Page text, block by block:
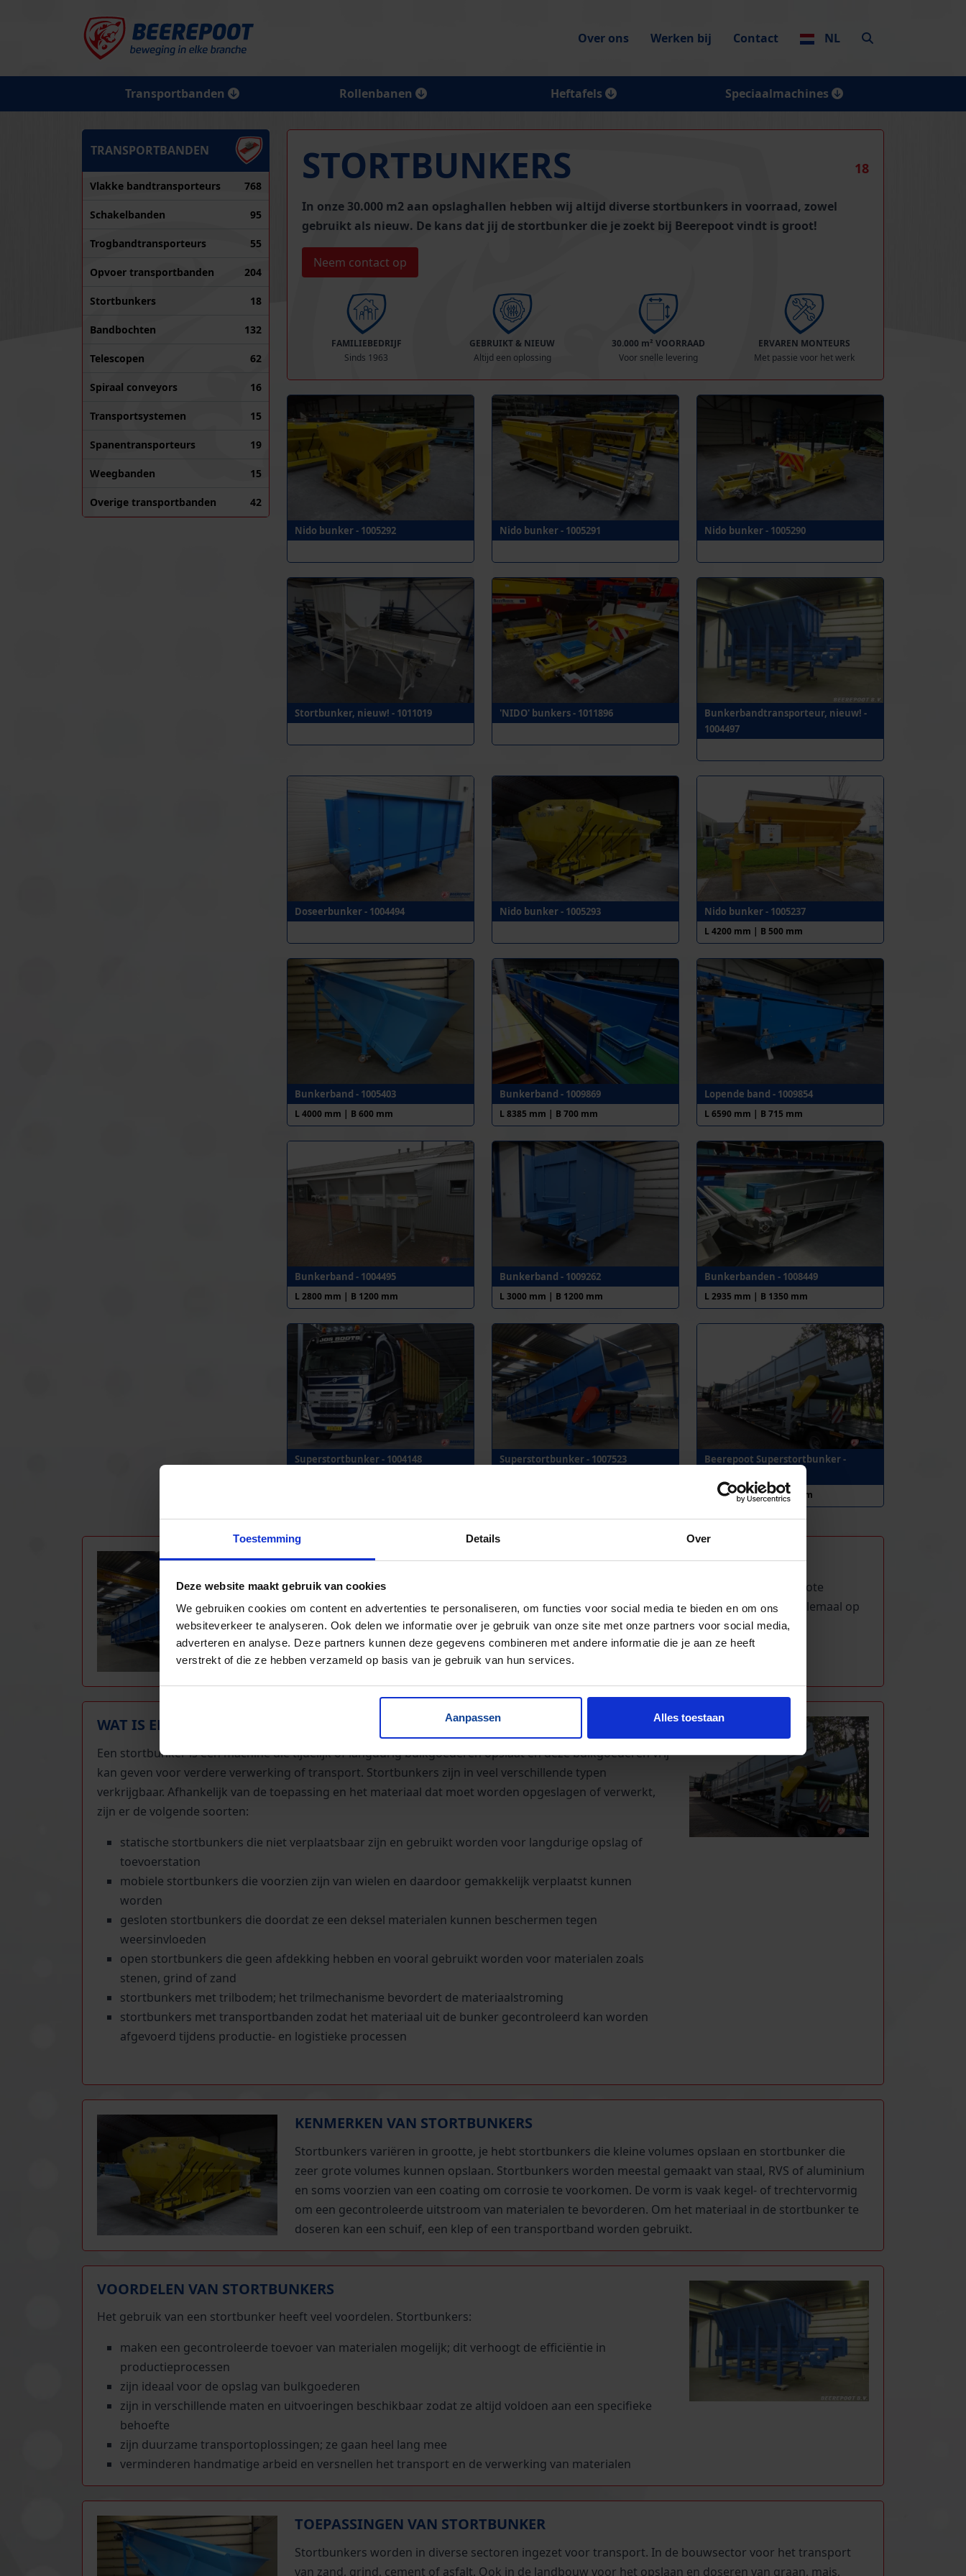
Toestemming Details Over
Deze website maakt gebruik van cookies
We gebruiken cookies om content en advertenties te personaliseren, om functies voor social media te bieden en om ons
websiteverkeer te analyseren. Ook delen we informatie over je gebruik van onze site met onze partners voor social media,
adverteren en analyse. Deze partners kunnen deze gegevens combineren met andere informatie die je aan ze heeft
verstrekt of die ze hebben verzameld op basis van je gebruik van hun services.
Aanpassen Alles toestaan
Over ons Werken bij Contact NL
Transportbanden Rollenbanen Heftafels Speciaalmachines
TRANSPORTBANDEN
Vlakke bandtransporteurs 768
Schakelbanden 95
Trogbandtransporteurs 55
Opvoer transportbanden 204
Stortbunkers 18
Bandbochten 132
Telescopen 62
Spiraal conveyors 16
Transportsystemen 15
Spanentransporteurs 19
Weegbanden 15
Overige transportbanden 42
18
STORTBUNKERS
In onze 30.000 m2 aan opslaghallen hebben wij altijd diverse stortbunkers in voorraad, zowel
gebruikt als nieuw. De kans dat jij de stortbunker die je zoekt bij Beerepoot vindt is groot!
Neem contact op
FAMILIEBEDRIJF
Sinds 1963
GEBRUIKT & NIEUW
Altijd een oplossing
30.000 m² VOORRAAD
Voor snelle levering
ERVAREN MONTEURS
Met passie voor het werk
Nido bunker - 1005292 Nido bunker - 1005291 Nido bunker - 1005290
Stortbunker, nieuw! - 1011019 'NIDO' bunkers - 1011896
Bunkerbandtransporteur, nieuw! -
1004497
Doseerbunker - 1004494 Nido bunker - 1005293 Nido bunker - 1005237
L 4200 mm | B 500 mm
Bunkerband - 1005403
L 4000 mm | B 600 mm
Bunkerband - 1009869
L 8385 mm | B 700 mm
Lopende band - 1009854
L 6590 mm | B 715 mm
Bunkerband - 1004495
L 2800 mm | B 1200 mm
Bunkerband - 1009262
L 3000 mm | B 1200 mm
Bunkerbanden - 1008449
L 2935 mm | B 1350 mm
Superstortbunker - 1004148 Superstortbunker - 1007523
Beerepoot Superstortbunker -
L 11000 mm | B 2400 mm
BEEREPOOT SUPERSTORTBUNKER
Onze bekendste bunker is de '
', die wij zelf maken en met vrij grote
regelmaat verkopen. Deze bunker hebben wij standaard in voorraad, maar kunnen we ook helemaal op
maat maken exact volgens de wens van onze klant.
WAT IS EEN STORTBUNKER?
Een stortbunker is een machine die tijdelijk of langdurig bulkgoederen opslaat en deze bulkgoederen vrij
kan geven voor verdere verwerking of transport. Stortbunkers zijn in veel verschillende typen
verkrijgbaar. Afhankelijk van de toepassing en het materiaal dat moet worden opgeslagen of verwerkt,
zijn er de volgende soorten:
statische stortbunkers die niet verplaatsbaar zijn en gebruikt worden voor langdurige opslag of
toevoerstation
mobiele stortbunkers die voorzien zijn van wielen en daardoor gemakkelijk verplaatst kunnen
worden
gesloten stortbunkers die doordat ze een deksel materialen kunnen beschermen tegen
weersinvloeden
open stortbunkers die geen afdekking hebben en vooral gebruikt worden voor materialen zoals
stenen, grind of zand
stortbunkers met trilbodem; het trilmechanisme bevordert de materiaalstroming
stortbunkers met transportbanden zodat het materiaal uit de bunker gecontroleerd kan worden
afgevoerd tijdens productie- en logistieke processen
KENMERKEN VAN STORTBUNKERS
Stortbunkers variëren in grootte, je hebt stortbunkers die kleine volumes opslaan en stortbunker die
zeer grote volumes kunnen opslaan. Stortbunkers worden meestal gemaakt van staal, RVS of aluminium
en soms voorzien van een coating om corrosie te voorkomen. De vorm is vaak kegel- of trechtervormig
om een gecontroleerde uitstroom van materialen te bevorderen. Om het materiaal in de stortbunker te
doseren kan een schuif, een klep of een transportband worden gebruikt.
VOORDELEN VAN STORTBUNKERS
Het gebruik van een stortbunker heeft veel voordelen. Stortbunkers:
maken een gecontroleerde toevoer van materialen mogelijk; dit verhoogt de efficiëntie in
productieprocessen
zijn ideaal voor de opslag van bulkgoederen
zijn in verschillende maten en uitvoeringen beschikbaar zodat ze altijd voldoen aan een specifieke
behoefte
zijn duurzame transportoplossingen; ze gaan heel lang mee
verminderen handmatige arbeid en versnellen het transport en de verwerking van materialen
TOEPASSINGEN VAN STORTBUNKER
Stortbunkers worden in diverse sectoren ingezet voor transport. In de bouwsector voor het transport
van zand, grind, cement of asfalt. Ook in de landbouw voor het opslaan en doseren van graan, mais,